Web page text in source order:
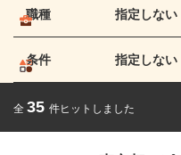
職種 指定しない
条件 指定しない
全 35 件ヒットしました